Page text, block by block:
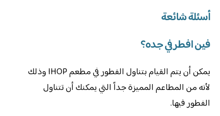
أسئلة شائعة
فين افطر في جده؟
يمكن أن يتم القيام بتناول الفطور في مطعم IHOP وذلك
لأنه من المطاعم المميزة جداً التي يمكنك أن تتناول
الفطور فيها.